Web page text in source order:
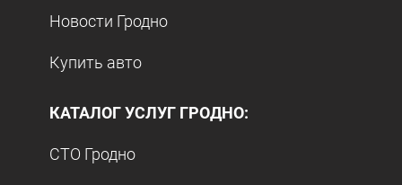
Новости Гродно
Купить авто
КАТАЛОГ УСЛУГ ГРОДНО:
СТО Гродно